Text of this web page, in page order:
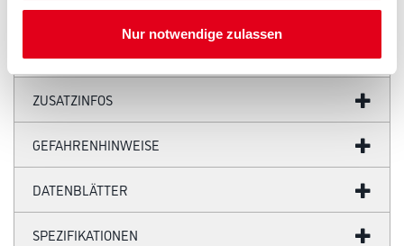
Nur notwendige zulassen
ZUSATZINFOS
GEFAHRENHINWEISE
DATENBLÄTTER
SPEZIFIKATIONEN